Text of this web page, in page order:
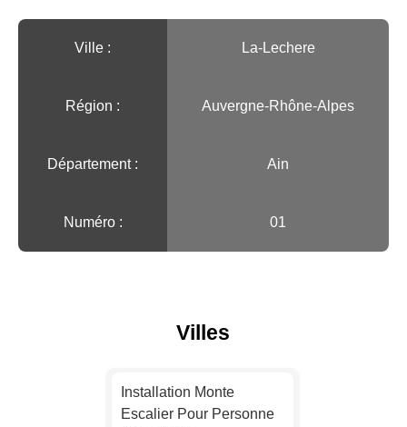
Ville :️ La-Lechere
Région :️ Auvergne-Rhône-Alpes
Département : Ain
Numéro : 01
Villes
Installation Monte
Escalier Pour Personne